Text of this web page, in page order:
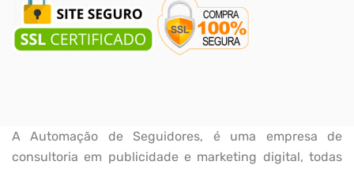
A Automação de Seguidores, é uma empresa de
consultoria em publicidade e marketing digital, todas